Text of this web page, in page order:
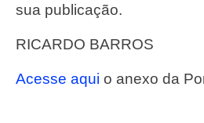
sua publicação.
RICARDO BARROS
Acesse aqui o anexo da